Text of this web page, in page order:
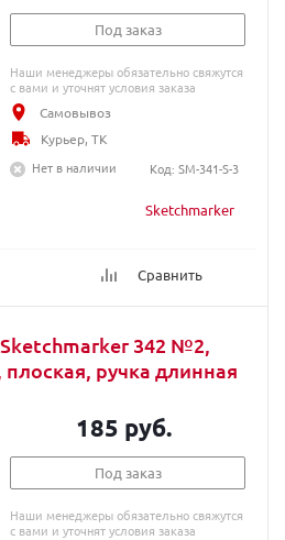
Sketchmarker
Сравнить
Под заказ
Наши менеджеры обязательно свяжутся
с вами и уточнят условия заказа
Самовывоз
Курьер, ТК
Нет в наличии
Код: SM-341-S-3
342 №2,
плоская, ручка длинная
185 руб.
Под заказ
Наши менеджеры обязательно свяжутся
с вами и уточнят условия заказа